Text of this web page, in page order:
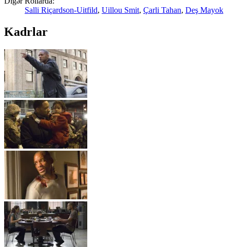
Salli Riçardson-Uitfild, Uillou Smit, Çarli Tahan, Deş Mayok
Kadrlar